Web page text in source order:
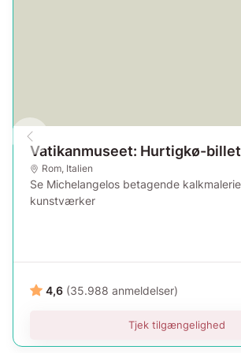
Vatikanmuseet: Hurtigkø-billet
Rom, Italien
Se Michelangelos betagende
kunstværker
4,6 (35.988 anmeldelser)
Tjek tilgængelighed